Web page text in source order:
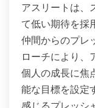
アスリートは、
て低い期待を採
仲間からのプレ
ローチにより、
個人の成長に焦
能な目標を設定